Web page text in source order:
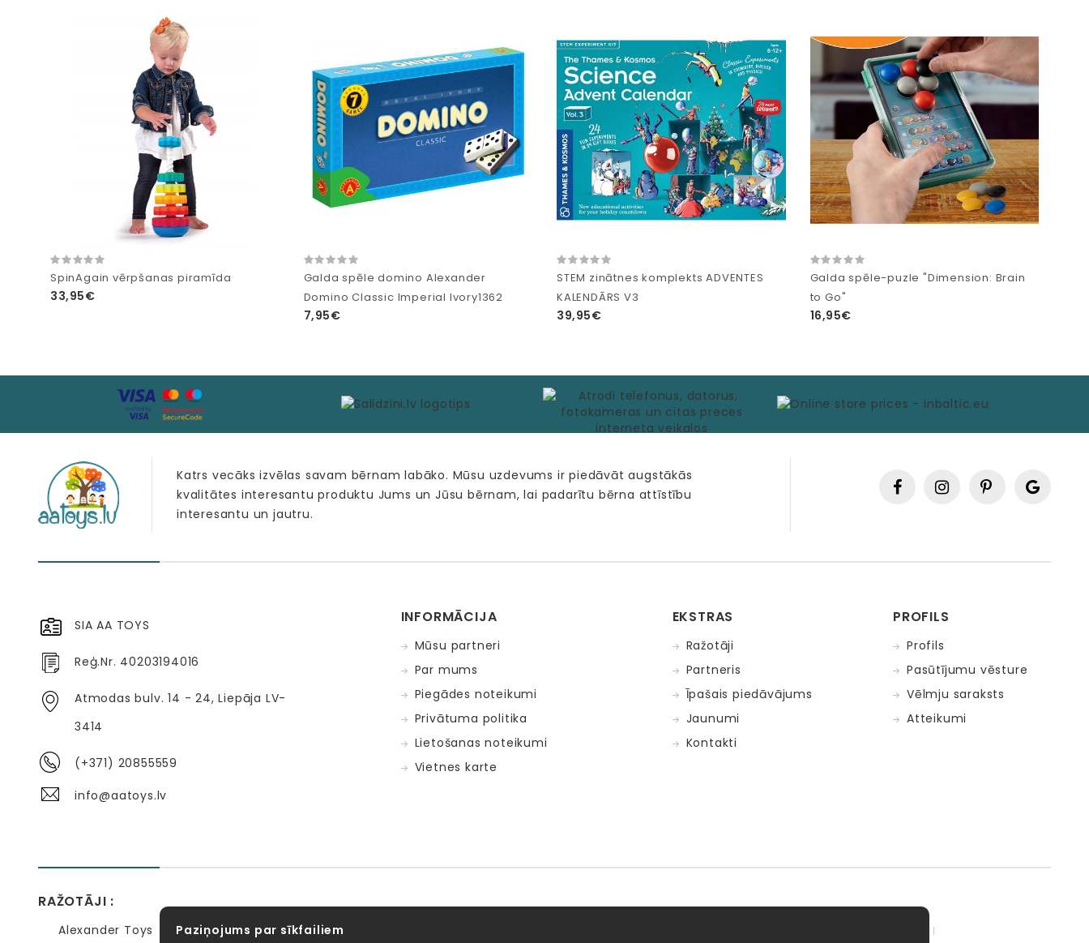
SpinAgain vērpšanas piramīda
33,95€
Galda spēle domino Alexander
Domino Classic Imperial Ivory1362
7,95€
STEM zinātnes komplekts ADVENTES
KALENDĀRS V3
39,95€
Galda spēle-puzle "Dimension: Brain
to Go"
16,95€
Katrs vecāks izvēlas savam bērnam labāko. Mūsu uzdevums ir piedāvāt augstākās
kvalitātes interesantu produktu Jums un Jūsu bērnam, lai padarītu bērna attīstību
interesantu un jautru.
SIA AA TOYS
Reģ.Nr. 40203194016
Atmodas bulv. 14 - 24, Liepāja LV-
3414
(+371) 20855559
info@aatoys.lv
INFORMĀCIJA
Mūsu partneri
Par mums
Piegādes noteikumi
Privātuma politika
Lietošanas noteikumi
Vietnes karte
EKSTRAS
Ražotāji
Partneris
Īpašais piedāvājums
Jaunumi
Kontakti
PROFILS
Profils
Pasūtījumu vēsture
Vēlmju saraksts
Atteikumi
RAŽOTĀJI :
Alexander Toys APLI kids Bibio EBULOBO
Paziņojums par sīkfailiem